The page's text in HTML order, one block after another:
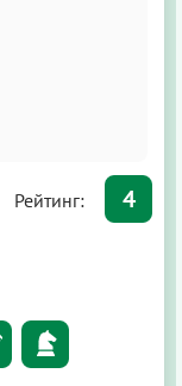
Рейтинг: 4